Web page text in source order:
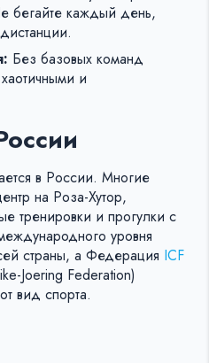
бегайте каждый день,
Без базовых команд
хаотичными и
в России. Многие
на Роза-Хутор,
тренировки и прогулки с
уровня
страны, а Федерация ICF
Joering Federation)
вид спорта.